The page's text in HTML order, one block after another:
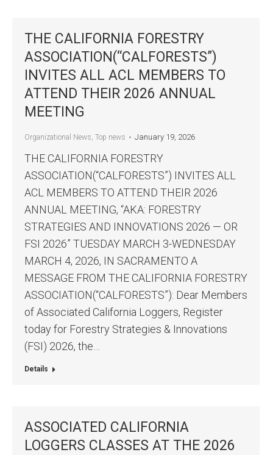
THE CALIFORNIA FORESTRY
ASSOCIATION(“CALFORESTS”)
INVITES ALL ACL MEMBERS TO
ATTEND THEIR 2026 ANNUAL
MEETING
Organizational News, Top news January 19, 2026
THE CALIFORNIA FORESTRY
ASSOCIATION(“CALFORESTS”) INVITES ALL
ACL MEMBERS TO ATTEND THEIR 2026
ANNUAL MEETING, “AKA: FORESTRY
STRATEGIES AND INNOVATIONS 2026 — OR
FSI 2026” TUESDAY MARCH 3-WEDNESDAY
MARCH 4, 2026, IN SACRAMENTO A
MESSAGE FROM THE CALIFORNIA FORESTRY
ASSOCIATION(“CALFORESTS”): Dear Members
of Associated California Loggers, Register
today for Forestry Strategies & Innovations
(FSI) 2026, the…
Details
ASSOCIATED CALIFORNIA
LOGGERS CLASSES AT THE 2026